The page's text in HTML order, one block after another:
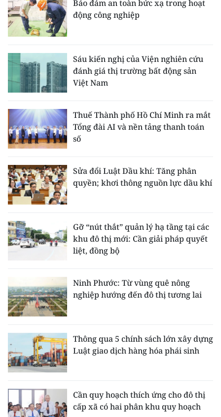
Bảo đảm an toàn bức xạ trong hoạt
động công nghiệp
Sáu kiến nghị của Viện nghiên cứu
đánh giá thị trường bất động sản
Việt Nam
Thuế Thành phố Hồ Chí Minh ra mắt
Tổng đài AI và nền tảng thanh toán
số
Sửa đổi Luật Dầu khí: Tăng phân
quyền; khơi thông nguồn lực dầu khí
Gỡ “nút thắt” quản lý hạ tầng tại các
khu đô thị mới: Cần giải pháp quyết
liệt, đồng bộ
Ninh Phước: Từ vùng quê nông
nghiệp hướng đến đô thị tương lai
Thông qua 5 chính sách lớn xây dựng
Luật giao dịch hàng hóa phái sinh
Cần quy hoạch thích ứng cho đô thị
cấp xã có hai phân khu quy hoạch